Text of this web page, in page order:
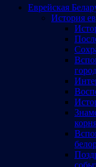
Еврейская
История